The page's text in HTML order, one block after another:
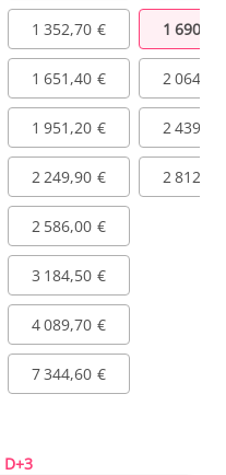
1 352,70 € 1
1 651,40 € 2
1 951,20 € 2
2 249,90 € 2
2 586,00 €
3 184,50 €
4 089,70 €
7 344,60 €
D+3